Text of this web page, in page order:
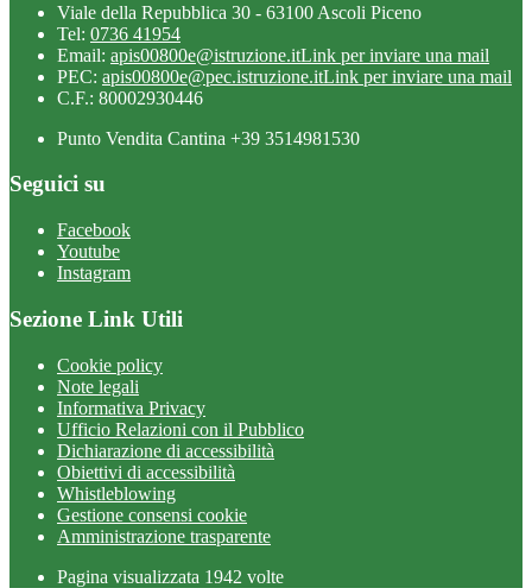
Viale della Repubblica 30 - 63100 Ascoli Piceno
Tel: 0736 41954
Email: apis00800e@istruzione.itLink per inviare una mail
PEC: apis00800e@pec.istruzione.itLink per inviare una mail
C.F.: 80002930446
Punto Vendita Cantina +39 3514981530
Seguici su
Facebook
Youtube
Instagram
Sezione Link Utili
Cookie policy
Note legali
Informativa Privacy
Ufficio Relazioni con il Pubblico
Dichiarazione di accessibilità
Obiettivi di accessibilità
Whistleblowing
Gestione consensi cookie
Amministrazione trasparente
Pagina visualizzata 1942 volte